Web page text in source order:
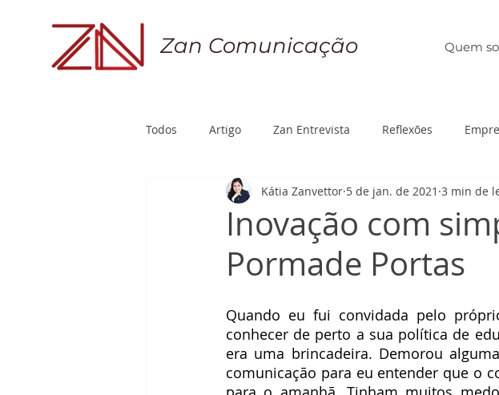
Zan Comunicação Quem
Todos Artigo Zan Entrevista Reflexões
Inovação com
Pormade Portas
Kátia Zanvettor 5 de jan. de 2021 3 min de
Quando eu fui convidada pelo
conhecer de perto a sua política de
era uma brincadeira. Demorou
comunicação para eu entender que o